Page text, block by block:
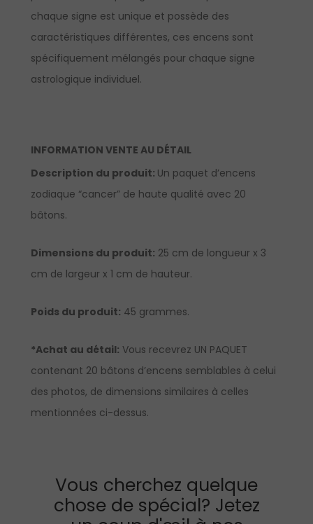
chaque signe est unique et possède des
caractéristiques différentes, ces encens sont
spécifiquement mélangés pour chaque signe
astrologique individuel.
INFORMATION VENTE AU DÉTAIL
Description du produit: Un paquet d’encens
zodiaque “cancer” de haute qualité avec 20
bâtons.
Dimensions du produit: 25 cm de longueur x 3
cm de largeur x 1 cm de hauteur.
Poids du produit: 45 grammes.
*Achat au détail: Vous recevrez UN PAQUET
contenant 20 bâtons d’encens semblables à celui
des photos, de dimensions similaires à celles
mentionnées ci-dessus.
Vous cherchez quelque
chose de spécial? Jetez